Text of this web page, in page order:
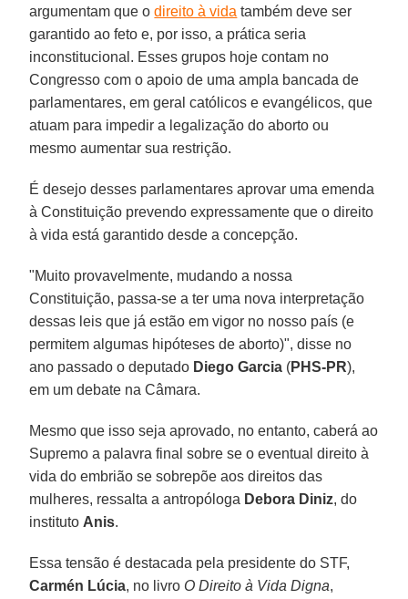
argumentam que odireito à vida também deve ser
garantido ao feto e, por isso, a prática seria
inconstitucional. Esses grupos hoje contam no
Congresso com o apoio de uma ampla bancada de
parlamentares, em geral católicos e evangélicos, que
atuam para impedir a legalização do aborto ou
mesmo aumentar sua restrição.
É desejo desses parlamentares aprovar uma emenda
à Constituição prevendo expressamente que o direito
à vida está garantido desde a concepção.
"Muito provavelmente, mudando a nossa
Constituição, passa-se a ter uma nova interpretação
dessas leis que já estão em vigor no nosso país (e
permitem algumas hipóteses de aborto)", disse no
ano passado o deputado Diego Garcia (PHS-PR),
em um debate na Câmara.
Mesmo que isso seja aprovado, no entanto, caberá ao
Supremo a palavra final sobre se o eventual direito à
vida do embrião se sobrepõe aos direitos das
mulheres, ressalta a antropóloga Debora Diniz, do
instituto Anis.
Essa tensão é destacada pela presidente do STF,
Carmén Lúcia, no livro O Direito à Vida Digna,